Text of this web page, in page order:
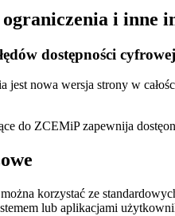
i inne
dostępności cyfrowej
jest nowa wersja strony w
do ZCEMiP zapewnija
korzystać ze
lub aplikacjami